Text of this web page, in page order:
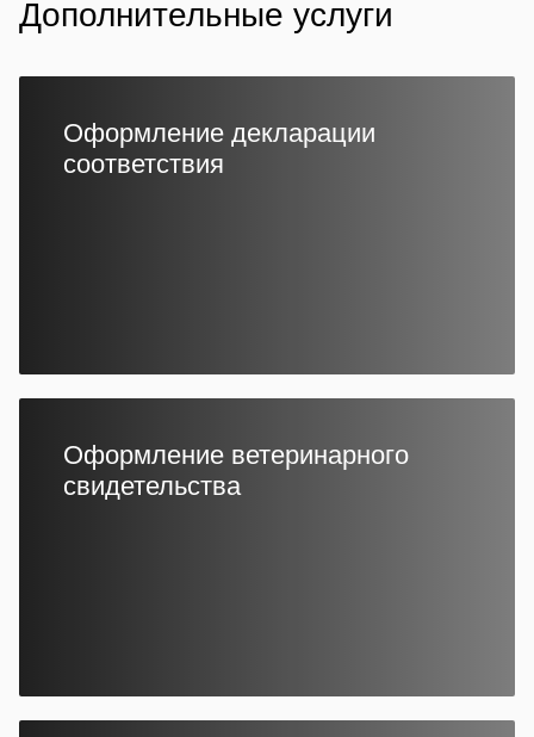
Дополнительные услуги
Оформление декларации
соответствия
Оформление ветеринарного
свидетельства